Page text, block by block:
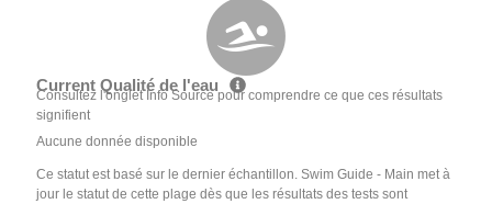
Current Qualité de l'eau
Consultez l'onglet Info Source pour comprendre ce que ces résultats
signifient
Aucune donnée disponible
Ce statut est basé sur le dernier échantillon. Swim Guide - Main met à
jour le statut de cette plage dès que les résultats des tests sont